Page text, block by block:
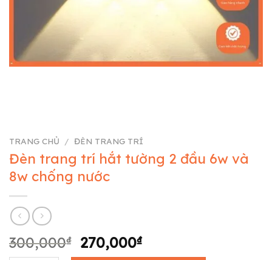
TRANG CHỦ / ĐÈN TRANG TRÍ
Đèn trang trí hắt tường 2 đầu 6w và
8w chống nước
300,000₫
Giá
270,000₫Giá